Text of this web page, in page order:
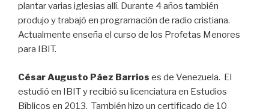
plantar varias iglesias allí. Durante 4 años también
produjo y trabajó en programación de radio cristiana.
Actualmente enseña el curso de los Profetas Menores
para IBIT.
César Augusto Páez Barrios es de Venezuela. El
estudió en IBIT y recibió su licenciatura en Estudios
Bíblicos en 2013. También hizo un certificado de 10